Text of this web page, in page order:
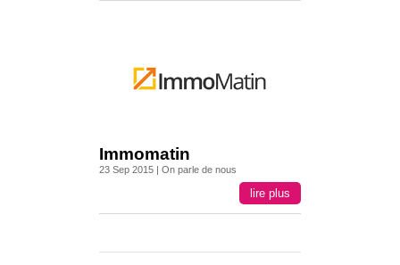
Immomatin
23 Sep 2015| On parle de nous
lire plus